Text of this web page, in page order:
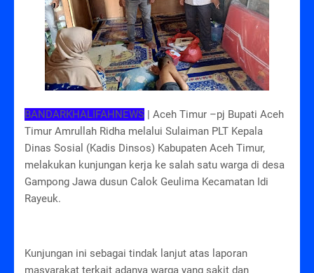
BANDARKHALIFAHNEWS | Aceh Timur –pj Bupati Aceh
Timur Amrullah Ridha melalui Sulaiman PLT Kepala
Dinas Sosial (Kadis Dinsos) Kabupaten Aceh Timur,
melakukan kunjungan kerja ke salah satu warga di desa
Gampong Jawa dusun Calok Geulima Kecamatan Idi
Rayeuk.
Kunjungan ini sebagai tindak lanjut atas laporan
masyarakat terkait adanya warga yang sakit dan